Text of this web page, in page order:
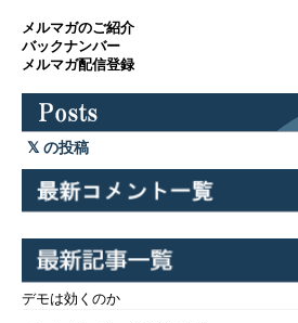
メルマガのご紹介
バックナンバー
メルマガ配信登録
の投稿
デモは効くのか